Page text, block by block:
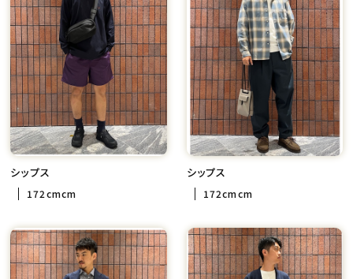
シップス
172cmcm
シップス
172cmcm